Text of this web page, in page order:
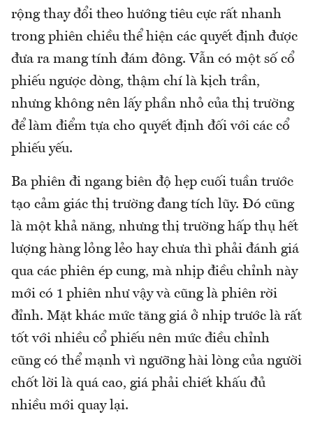
rộng thay đổi theo hướng tiêu cực rất nhanh
trong phiên chiều thể hiện các quyết định được
đưa ra mang tính đám đông. Vẫn có một số cổ
phiếu ngược dòng, thậm chí là kịch trần,
nhưng không nên lấy phần nhỏ của thị trường
để làm điểm tựa cho quyết định đối với các cổ
phiếu yếu.
Ba phiên đi ngang biên độ hẹp cuối tuần trước
tạo cảm giác thị trường đang tích lũy. Đó cũng
là một khả năng, nhưng thị trường hấp thụ hết
lượng hàng lỏng lẻo hay chưa thì phải đánh giá
qua các phiên ép cung, mà nhịp điều chỉnh này
mới có 1 phiên như vậy và cũng là phiên rời
đỉnh. Mặt khác mức tăng giá ở nhịp trước là rất
tốt với nhiều cổ phiếu nên mức điều chỉnh
cũng có thể mạnh vì ngưỡng hài lòng của người
chốt lời là quá cao, giá phải chiết khấu đủ
nhiều mới quay lại.